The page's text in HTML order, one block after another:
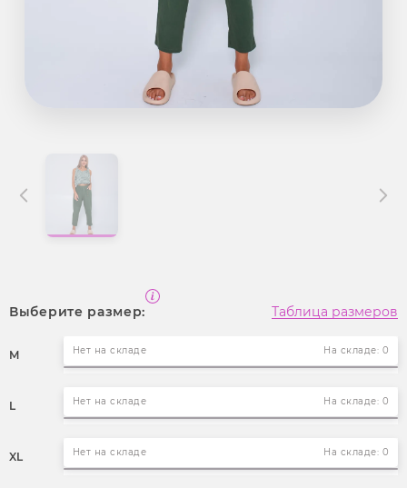
Выберите размер: Таблица размеров
M Нет на складе На складе: 0
L Нет на складе На складе: 0
XL Нет на складе На складе: 0